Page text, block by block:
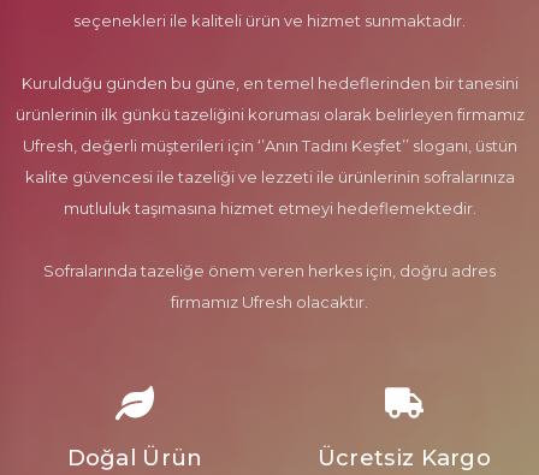
seçenekleri ile kaliteli ürün ve hizmet sunmaktadır.
Kurulduğu günden bu güne, en temel hedeflerinden bir tanesini
ürünlerinin ilk günkü tazeliğini koruması olarak belirleyen firmamız
Ufresh, değerli müşterileri için ‘’Anın Tadını Keşfet’’ sloganı, üstün
kalite güvencesi ile tazeliği ve lezzeti ile ürünlerinin sofralarınıza
mutluluk taşımasına hizmet etmeyi hedeflemektedir.
Sofralarında tazeliğe önem veren herkes için, doğru adres
firmamız Ufresh olacaktır.
Doğal Ürün Ücretsiz Kargo